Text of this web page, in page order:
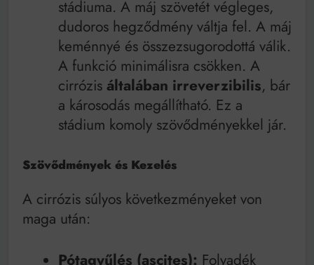
stádiuma. A máj szövetét végleges,
dudoros hegződmény váltja fel. A máj
keménnyé és összezsugorodottá válik.
A funkció minimálisra csökken. A
cirrózis általában irreverzibilis, bár
a károsodás megállítható. Ez a
stádium komoly szövődményekkel jár.
Szövődmények és Kezelés
A cirrózis súlyos következményeket von
maga után:
Pótagyűlés (ascites): Folyadék